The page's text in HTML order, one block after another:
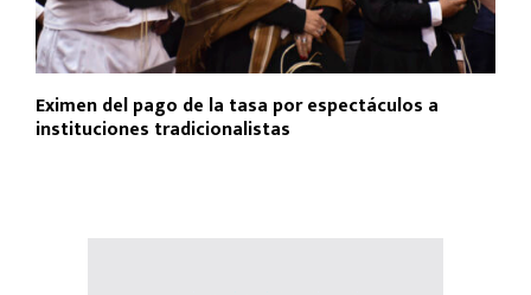
Eximen del pago de la tasa por espectáculos a
instituciones tradicionalistas